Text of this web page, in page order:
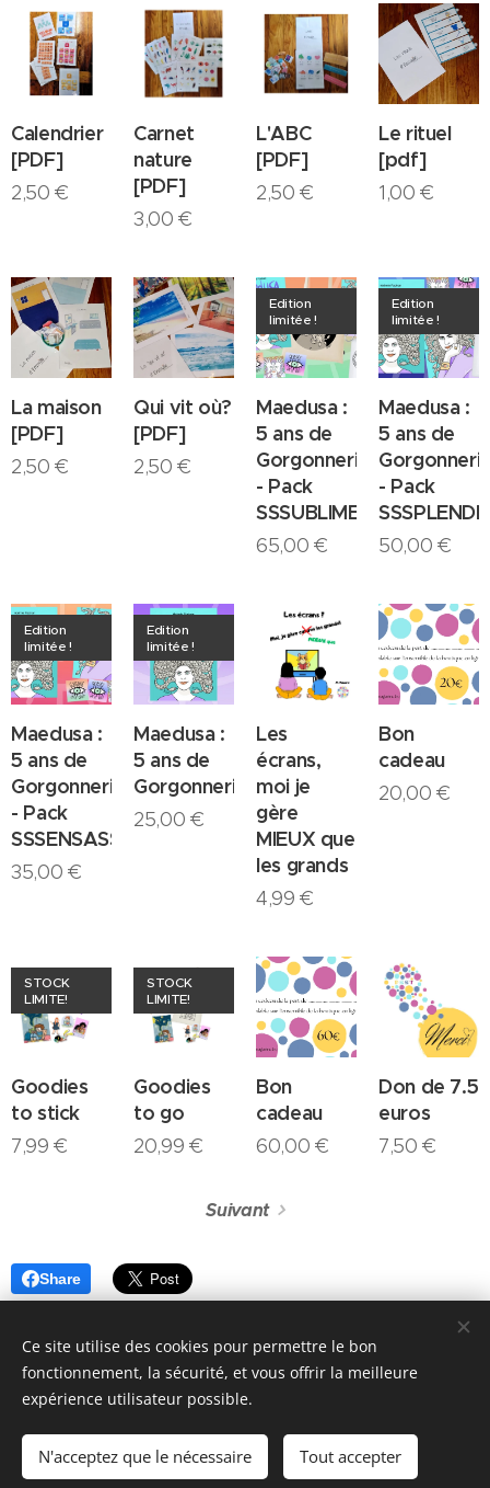
Calendrier
[PDF]
2,50 €
Carnet
nature
[PDF]
3,00 €
L'ABC
[PDF]
2,50 €
Le rituel
[pdf]
1,00 €
La maison
[PDF]
2,50 €
Qui vit où?
[PDF]
2,50 €
Maedusa :
5 ans de
Gorgonnerie
- Pack
SSSUBLIME
Edition
limitée !
65,00 €
Maedusa :
5 ans de
- Pack
Edition
limitée !
50,00 €
Maedusa :
5 ans de
Gorgonnerie
- Pack
SSSENSASS
Edition
limitée !
35,00 €
Maedusa :
5 ans de
Gorgonnerie
Edition
limitée !
25,00 €
Les
écrans,
moi je
gère
MIEUX que
les grands
4,99 €
Bon
cadeau
20,00 €
Goodies
to stick
STOCK
LIMITE!
7,99 €
Goodies
to go
STOCK
LIMITE!
20,99 €
Bon
cadeau
60,00 €
Don de 7.5
euros
7,50 €
Suivant
Share
Tabou magazine - M. Manard, Seraing Belgique
Ce site utilise des cookies pour permettre le bon
fonctionnement, la sécurité, et vous offrir la meilleure
expérience utilisateur possible.
N'acceptez que le nécessaire Tout accepter